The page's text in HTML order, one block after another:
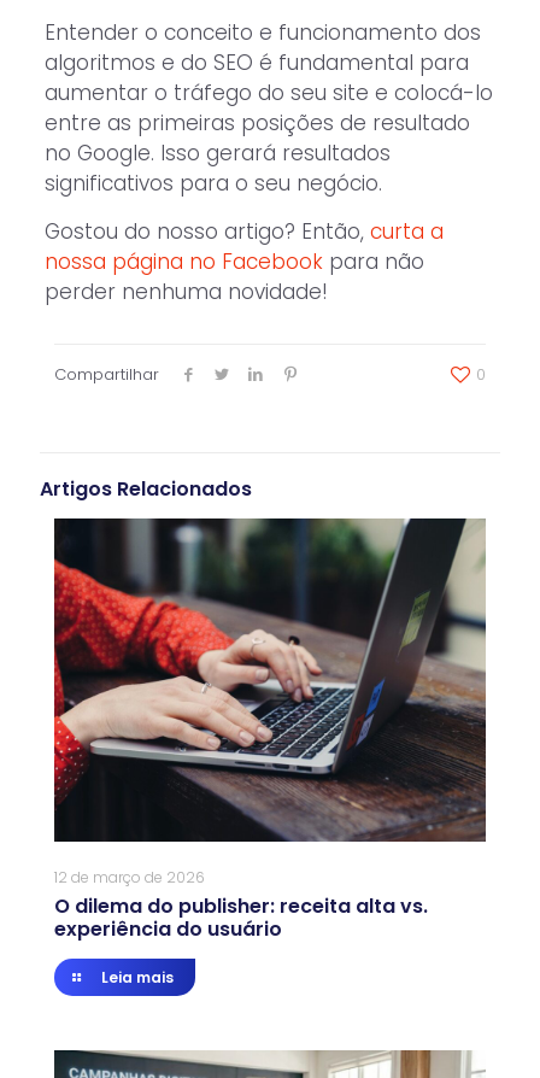
Entender o conceito e funcionamento dos
algoritmos e do SEO é fundamental para
aumentar o tráfego do seu site e colocá-lo
entre as primeiras posições de resultado
no Google. Isso gerará resultados
significativos para o seu negócio.
Gostou do nosso artigo? Então, curta a
nossa página no Facebookpara não
perder nenhuma novidade!
Compartilhar 0
Artigos Relacionados
12 de março de 2026
O dilema do publisher: receita alta vs.
experiência do usuário
Leia mais